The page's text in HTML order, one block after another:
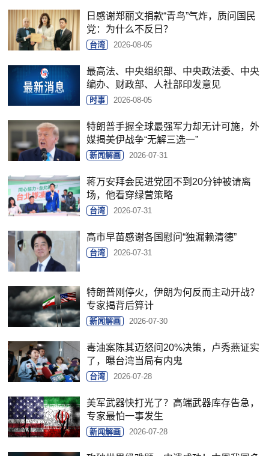
日感谢郑丽文捐款“青鸟”气炸，质问国民
党：为什么不反日？
台湾 2026-08-05
最高法、中央组织部、中央政法委、中央
编办、财政部、人社部印发意见
时事 2026-08-05
特朗普手握全球最强军力却无计可施，外
媒揭美伊战争“无解三选一”
新闻解画 2026-07-31
蒋万安拜会民进党团不到20分钟被请离
场，他看穿绿营策略
台湾 2026-07-31
高市早苗感谢各国慰问“独漏赖清德”
台湾 2026-07-31
特朗普刚停火，伊朗为何反而主动开战？
专家揭背后算计
新闻解画 2026-07-30
毒油案陈其迈怒问20%决策，卢秀燕证实
了，曝台湾当局有内鬼
台湾 2026-07-28
美军武器快打光了？高端武器库存告急，
专家最怕一事发生
新闻解画 2026-07-28